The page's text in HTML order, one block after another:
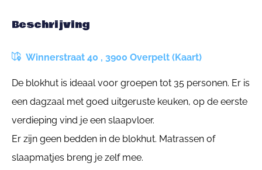
Beschrijving
Winnerstraat 40 , 3900 Overpelt (Kaart)
De blokhut is ideaal voor groepen tot 35 personen. Er is
een dagzaal met goed uitgeruste keuken, op de eerste
verdieping vind je een slaapvloer.
Er zijn geen bedden in de blokhut. Matrassen of
slaapmatjes breng je zelf mee.